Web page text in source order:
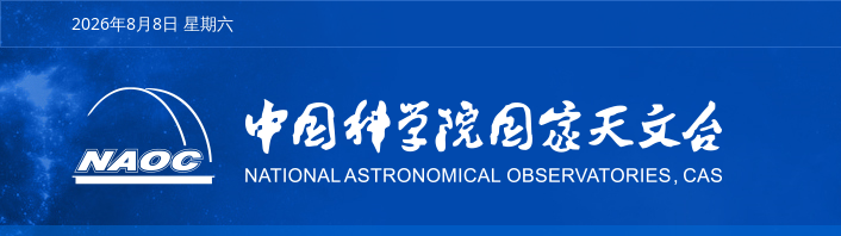
2026年8月8日 星期六